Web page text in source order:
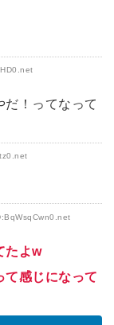
だ！ってなって
たよw
て感じになって